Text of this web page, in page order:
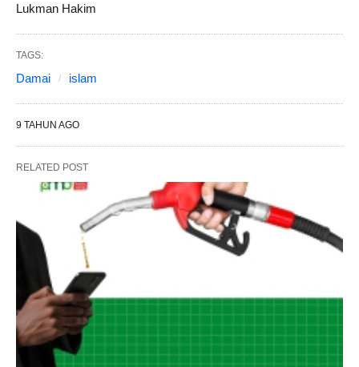
Lukman Hakim
TAGS:
Damai islam
9 TAHUN AGO
RELATED POST